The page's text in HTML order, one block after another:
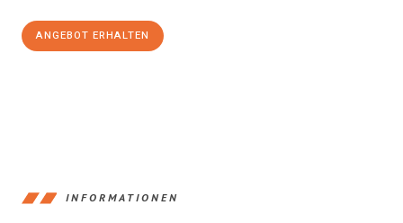
ANGEBOT ERHALTEN
INFORMATIONEN